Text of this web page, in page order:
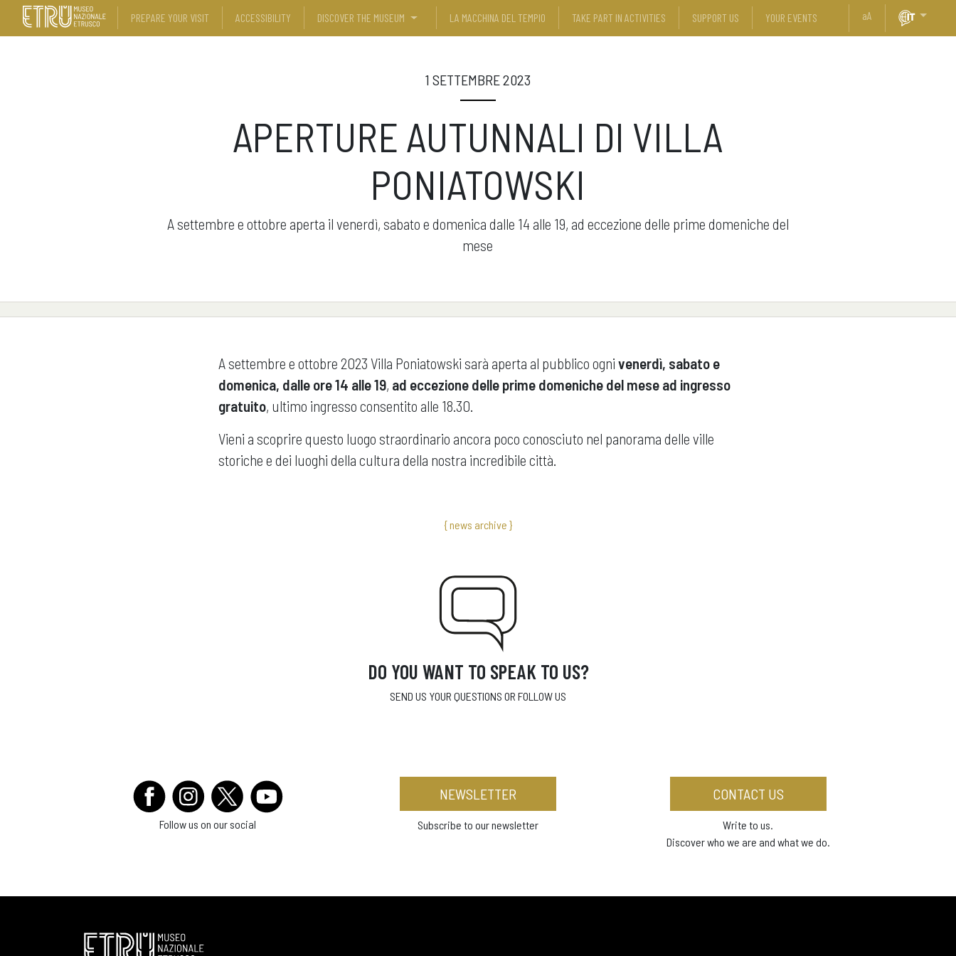
PREPARE YOUR VISIT ACCESSIBILITY DISCOVER THE MUSEUM LA MACCHINA DEL TEMPIO TAKE PART IN ACTIVITIES SUPPORT US YOUR EVENTS aA
1 SETTEMBRE 2023
APERTURE AUTUNNALI DI VILLA
PONIATOWSKI
A settembre e ottobre aperta il venerdì, sabato e domenica dalle 14 alle 19, ad eccezione delle prime domeniche del
mese
A settembre e ottobre 2023 Villa Poniatowski sarà aperta al pubblico ogni venerdì, sabato e
domenica, dalle ore 14 alle 19, ad eccezione delle prime domeniche del mese ad ingresso
gratuito, ultimo ingresso consentito alle 18.30.
Vieni a scoprire questo luogo straordinario ancora poco conosciuto nel panorama delle ville
storiche e dei luoghi della cultura della nostra incredibile città.
{ news archive }
DO YOU WANT TO SPEAK TO US?
SEND US YOUR QUESTIONS OR FOLLOW US
Follow us on our social
NEWSLETTER
Subscribe to our newsletter
CONTACT US
Write to us.
Discover who we are and what we do.